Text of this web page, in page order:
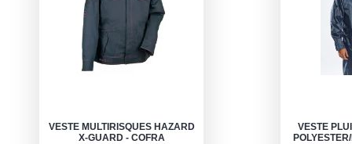
VESTE MULTIRISQUES HAZARD
X-GUARD - COFRA
VESTE